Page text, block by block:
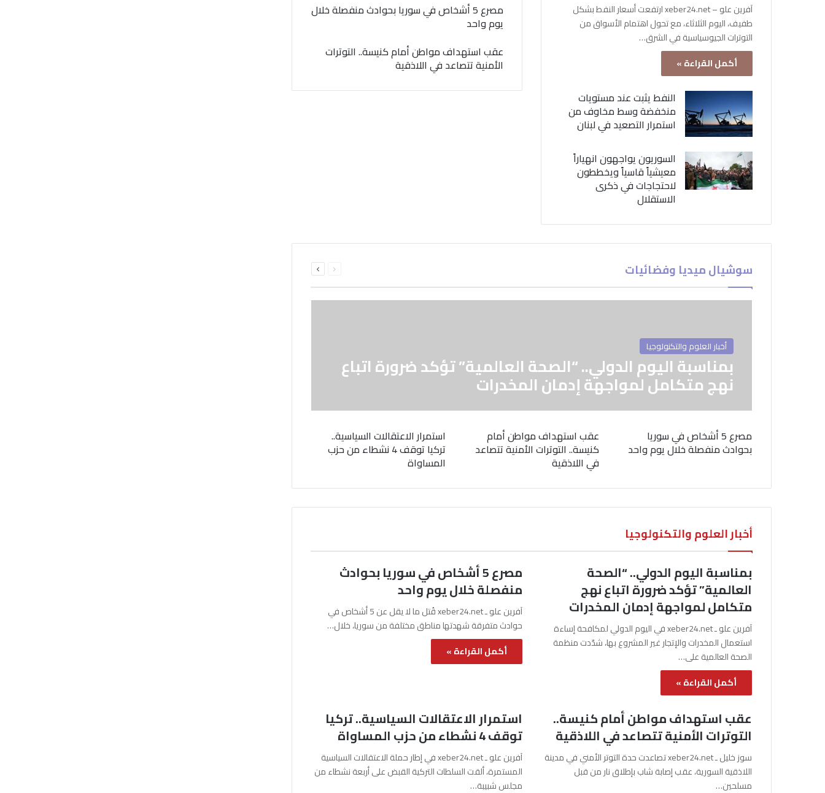
آفرين علو – xeber24.net ارتفعت أسعار النفط بشكل
طفيف، اليوم الثلاثاء، مع تحول اهتمام الأسواق من
التوترات الجيوسياسية في الشرق…
أكمل القراءة »
النفط يثبت عند مستويات
منخفضة وسط مخاوف من
استمرار التصعيد في لبنان
السوريون يواجهون انهياراً
معيشياً قاسياً ويخططون
لاحتجاجات في ذكرى
الاستقلال
مصرع 5 أشخاص في سوريا بحوادث منفصلة خلال
يوم واحد
عقب استهداف مواطن أمام كنيسة.. التوترات
الأمنية تتصاعد في اللاذقية
سوشيال ميديا وفضائيات الصفحةالصفحة
أخبار العلوم والتكنولوجيا
بمناسبة اليوم الدولي.. “الصحة العالمية” تؤكد ضرورة اتباع
نهج متكامل لمواجهة إدمان المخدرات
مصرع 5 أشخاص في سوريا
بحوادث منفصلة خلال يوم واحد
عقب استهداف مواطن أمام
كنيسة.. التوترات الأمنية تتصاعد
في اللاذقية
استمرار الاعتقالات السياسية..
تركيا توقف 4 نشطاء من حزب
المساواة
أخبار العلوم والتكنولوجيا
بمناسبة اليوم الدولي.. “الصحة
العالمية” تؤكد ضرورة اتباع نهج
متكامل لمواجهة إدمان المخدرات
آفرين علو ـ xeber24.net في اليوم الدولي لمكافحة إساءة
استعمال المخدرات والإتجار غير المشروع بها، شدّدت منظمة
الصحة العالمية على…
أكمل القراءة »
مصرع 5 أشخاص في سوريا بحوادث
منفصلة خلال يوم واحد
آفرين علو ـ xeber24.net قُتل ما لا يقل عن 5 أشخاص في
حوادث متفرقة شهدتها مناطق مختلفة من سوريا، خلال…
أكمل القراءة »
عقب استهداف مواطن أمام كنيسة..
التوترات الأمنية تتصاعد في اللاذقية
سوز خليل ـ xeber24.net تصاعدت حدة التوتر الأمني في مدينة
اللاذقية السورية، عقب إصابة شاب بإطلاق نار من قبل
مسلحين…
استمرار الاعتقالات السياسية.. تركيا
توقف 4 نشطاء من حزب المساواة
آفرين علو ـ xeber24.net في إطار حملة الاعتقالات السياسية
المستمرة، ألقت السلطات التركية القبض على أربعة نشطاء من
مجلس شبيبة…